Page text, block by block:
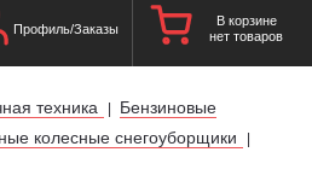
Профиль/Заказы
В корзине
нет товаров
техника |
Бензиновые
колесные снегоуборщики |